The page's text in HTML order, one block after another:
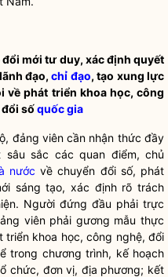
đổi mới tư duy, xác định quyết
đạo,chỉ đạo, tạo xung lực
về phát triển khoa học, công
sốquốc gia
đảng viên cần nhận thức đầy
sắc các quan điểm, chủ
nước về chuyển đổi số, phát
sáng tạo, xác định rõ trách
Người đứng đầu phải trực
viên phải gương mẫu thực
triển khoa học, công nghệ, đổi
trong chương trình, kế hoạch
chức, đơn vị, địa phương; kết